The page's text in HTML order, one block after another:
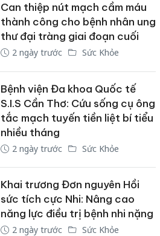
Can thiệp nút mạch cầm máu
thành công cho bệnh nhân ung
thư đại tràng giai đoạn cuối
2 ngày trước Sức Khỏe
Bệnh viện Đa khoa Quốc tế
S.I.S Cần Thơ: Cứu sống cụ ông
tắc mạch tuyến tiền liệt bí tiểu
nhiều tháng
2 ngày trước Sức Khỏe
Khai trương Đơn nguyên Hồi
sức tích cực Nhi: Nâng cao
năng lực điều trị bệnh nhi nặng
2 ngày trước Sức Khỏe